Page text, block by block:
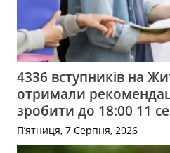
4336 вступників на
отримали
зробити до 18:00 11
П’ятниця, 7 Серпня, 2026